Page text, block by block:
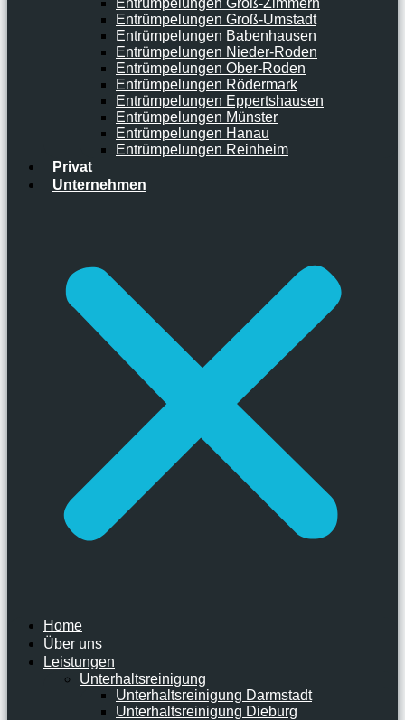
Entrümpelungen Groß-Zimmern
Entrümpelungen Groß-Umstadt
Entrümpelungen Babenhausen
Entrümpelungen Nieder-Roden
Entrümpelungen Ober-Roden
Entrümpelungen Rödermark
Entrümpelungen Eppertshausen
Entrümpelungen Münster
Entrümpelungen Hanau
Entrümpelungen Reinheim
Privat
Unternehmen
Home
Über uns
Leistungen
Unterhaltsreinigung
Unterhaltsreinigung Darmstadt
Unterhaltsreinigung Dieburg